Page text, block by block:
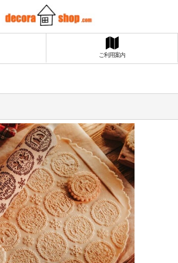
ご利用案内